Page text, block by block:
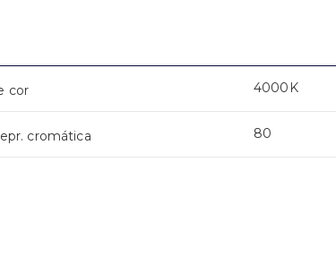
cor 4000K
cromática 80